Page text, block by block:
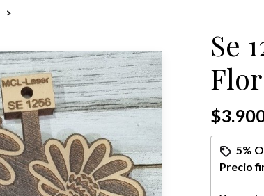
Se
5%
Precio